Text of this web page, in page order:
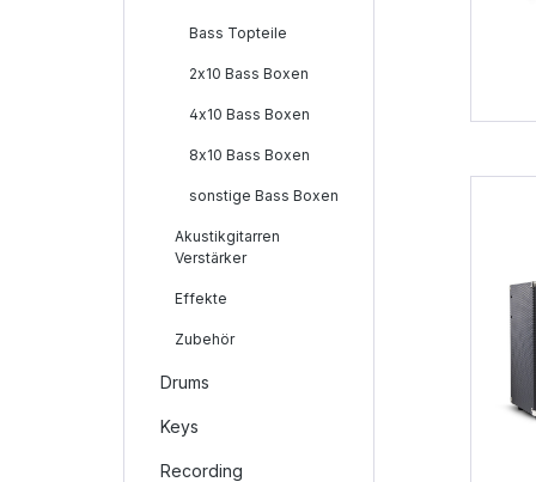
Bass Topteile
2x10 Bass Boxen
4x10 Bass Boxen
8x10 Bass Boxen
sonstige Bass Boxen
Akustikgitarren
Verstärker
Effekte
Zubehör
Drums
Keys
Recording